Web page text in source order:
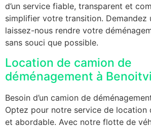
d’un service fiable, transparent et
simplifier votre transition. Demandez
laissez-nous rendre votre
sans souci que possible.
Location de camion de
déménagement à
Besoin d’un camion de
Optez pour notre service de location
et abordable. Avec notre flotte de